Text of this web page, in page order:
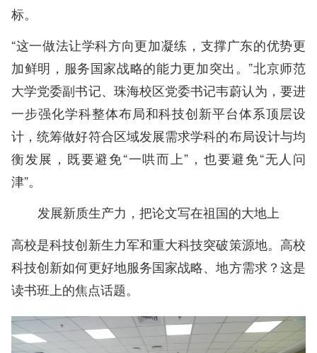
标。
“这一做法让学科方向更加凝练，支撑广东的优势更
加鲜明，服务国家战略的能力更加突出。”北京师范
大学党委副书记、珠海校区党委书记韦蔚认为，要进
一步强化学科整体布局和科技创新平台体系顶层设
计，统筹做好符合区域发展需求学科的布局设计与均
衡发展，既要避免“一哄而上”，也要避免“无人问
津”。
发展新质生产力，把论文写在祖国的大地上
高校是科技创新生力军和重大科技突破策源地。高校
科技创新如何更好地服务国家战略、地方需求？这是
读书班上的焦点话题。